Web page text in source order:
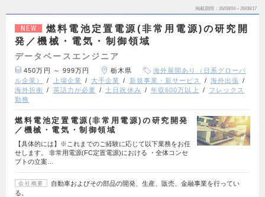
掲載期間 26/08/04～26/08/17
NEW
燃料電池定置電源(非常用電源)の研究開
発／機械・電気・制御領域
データベースエンジニア
450万円 ～ 999万円 栃木県
海外展開あり（日系グローバ
ル企業）
上場企業 大手企業 新規事業・新サービス
海外出張
海外折衝
英語力が必要 土日祝休み 年収600万以上
フレックス
勤務
燃料電池定置電源(非常用電源)の研究開発
／機械・電気・制御領域
【具体的には】※これまでのご経験に応じて以下業務をお任
せします。 非常用電源(FC定置電源)における ・全体コンセ
プトの立案…
会社概要
自動車およびその部品の開発、生産、販売、金融事業を行ってい
る。